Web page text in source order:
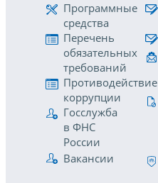
Программные
средства
Перечень
обязательных
требований
Противодействие
коррупции
Госслужба
в ФНС
России
Вакансии